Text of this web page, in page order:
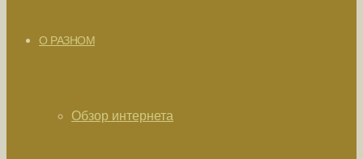
О РАЗНОМ
Обзор интернета